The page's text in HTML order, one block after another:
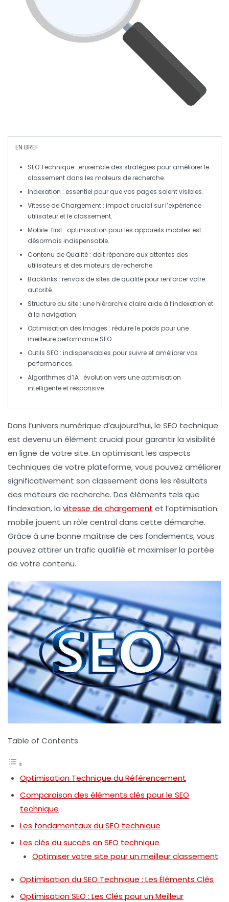
EN BREF
SEO Technique : ensemble des stratégies pour améliorer le
classement dans les moteurs de recherche.
Indexation : essentiel pour que vos pages soient visibles.
Vitesse de Chargement : impact crucial sur l’expérience
utilisateur et le classement.
Mobile-first : optimisation pour les appareils mobiles est
désormais indispensable.
Contenu de Qualité : doit répondre aux attentes des
utilisateurs et des moteurs de recherche.
Backlinks : renvois de sites de qualité pour renforcer votre
autorité.
Structure du site : une hiérarchie claire aide à l’indexation et
à la navigation.
Optimisation des Images : réduire le poids pour une
meilleure performance SEO.
Outils SEO : indispensables pour suivre et améliorer vos
performances.
Algorithmes d’IA : évolution vers une optimisation
intelligente et responsive.
Dans l’univers numérique d’aujourd’hui, le SEO technique
est devenu un élément crucial pour garantir la visibilité
en ligne de votre site. En optimisant les aspects
techniques de votre plateforme, vous pouvez améliorer
significativement son classement dans les résultats
des moteurs de recherche. Des éléments tels que
l’indexation, la vitesse de chargement et l’optimisation
mobile jouent un rôle central dans cette démarche.
Grâce à une bonne maîtrise de ces fondements, vous
pouvez attirer un trafic qualifié et maximiser la portée
de votre contenu.
Table of Contents
Optimisation Technique du Référencement
Comparaison des éléments clés pour le SEO
technique
Les fondamentaux du SEO technique
Les clés du succès en SEO technique
Optimiser votre site pour un meilleur classement
Optimisation du SEO Technique : Les Éléments Clés
Optimisation SEO : Les Clés pour un Meilleur